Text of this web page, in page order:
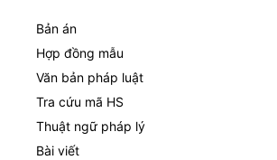
Bản án
Hợp đồng mẫu
Văn bản pháp luật
Tra cứu mã HS
Thuật ngữ pháp lý
Bài viết